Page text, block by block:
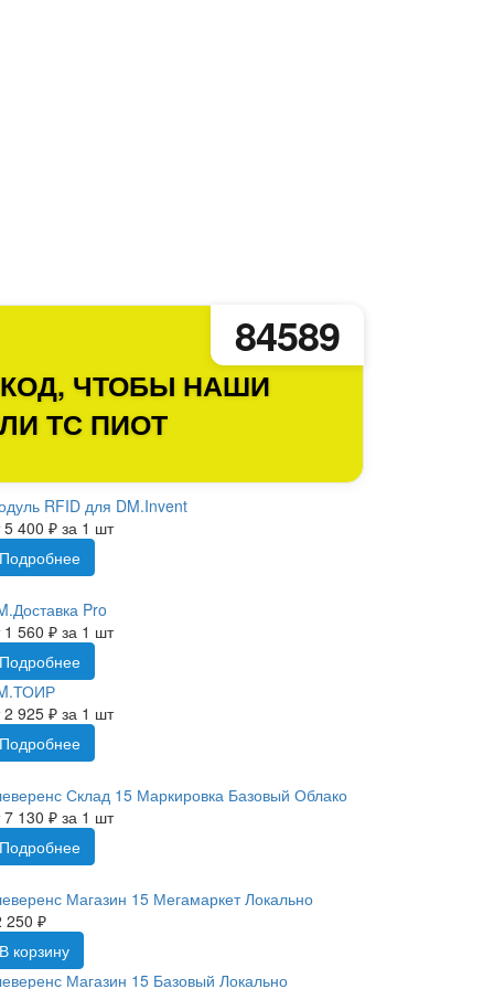
84589
ЧТОБЫ НАШИ
ТС ПИОТ
RFID для DM.Invent
5 400 ₽ за 1 шт
Подробнее
Pro
1 560 ₽ за 1 шт
Подробнее
2 925 ₽ за 1 шт
Подробнее
Склад 15 Маркировка Базовый Облако
7 130 ₽ за 1 шт
Подробнее
Магазин 15 Мегамаркет Локально
250 ₽
В корзину
Магазин 15 Базовый Локально